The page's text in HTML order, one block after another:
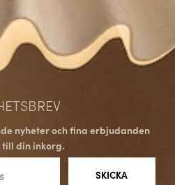
nyheter och fina erbjudanden
din inkorg.